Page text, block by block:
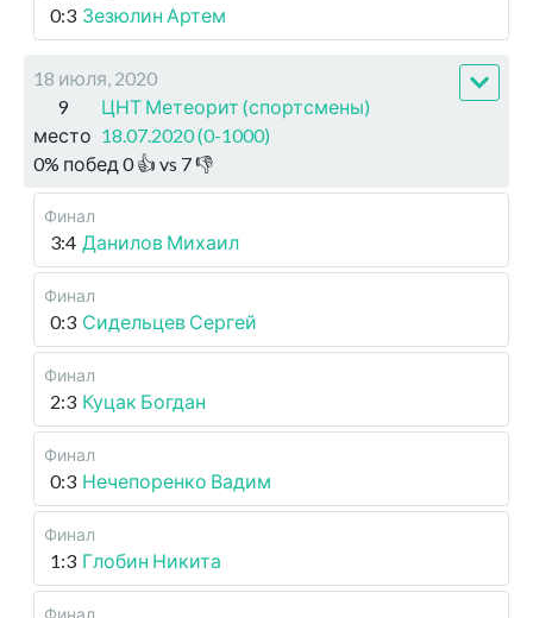
0:3 Зезюлин Артем
18 июля, 2020
9
место
ЦНТ Метеорит (спортсмены)
18.07.2020 (0-1000)
0% побед 0👍 vs 7👎
Финал
3:4 Данилов Михаил
Финал
0:3 Сидельцев Сергей
Финал
2:3 Куцак Богдан
Финал
0:3 Нечепоренко Вадим
Финал
1:3 Глобин Никита
Финал